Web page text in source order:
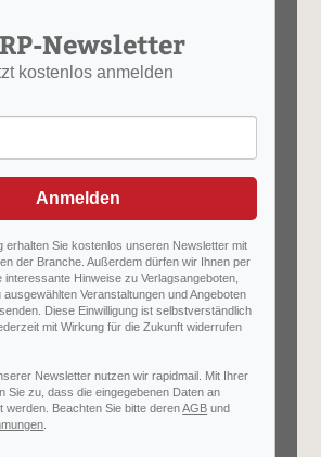
Newsletter
kostenlos anmelden
Anmelden
erhalten Sie kostenlos unseren Newsletter mit
der Branche. Außerdem dürfen wir Ihnen per
interessante Hinweise zu Verlagsangeboten,
ausgewählten Veranstaltungen und Angeboten
Diese Einwilligung ist selbstverständlich
mit Wirkung für die Zukunft widerrufen
Newsletter nutzen wir rapidmail. Mit Ihrer
Sie zu, dass die eingegebenen Daten an
werden. Beachten Sie bitte derenAGB und